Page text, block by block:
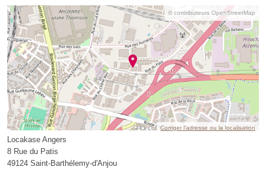
© contributeurs OpenStreetMap
Corriger l’adresse ou la localisation
Locakase Angers
8 Rue du Patis
49124 Saint-Barthélemy-d'Anjou